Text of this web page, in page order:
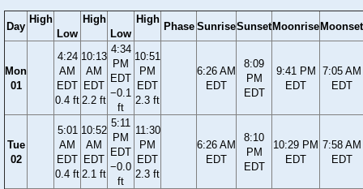
Day
High
Low
High
Low
High
Phase SunriseSunsetMoonriseMoonset
Mon
01
4:24
AM
EDT
0.4 ft
10:13
AM
EDT
2.2 ft
4:34
PM
EDT
−0.1
ft
10:51
PM
EDT
2.3 ft
6:26 AM
EDT
8:09
PM
EDT
9:41 PM
EDT
7:05 AM
EDT
Tue
02
5:01
AM
EDT
0.4 ft
10:52
AM
EDT
2.1 ft
5:11
PM
EDT
−0.0
ft
11:30
PM
EDT
2.3 ft
6:26 AM
EDT
8:10
PM
EDT
10:29 PM
EDT
7:58 AM
EDT